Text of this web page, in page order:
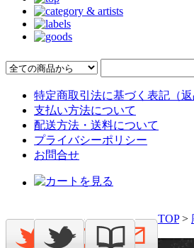
特定商取引法に基づく表記（返
支払い方法について
配送方法・送料について
プライバシーポリシー
お問合せ
TOP>